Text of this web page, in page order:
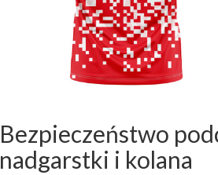
Bezpieczeństwo
nadgarstki i kolana